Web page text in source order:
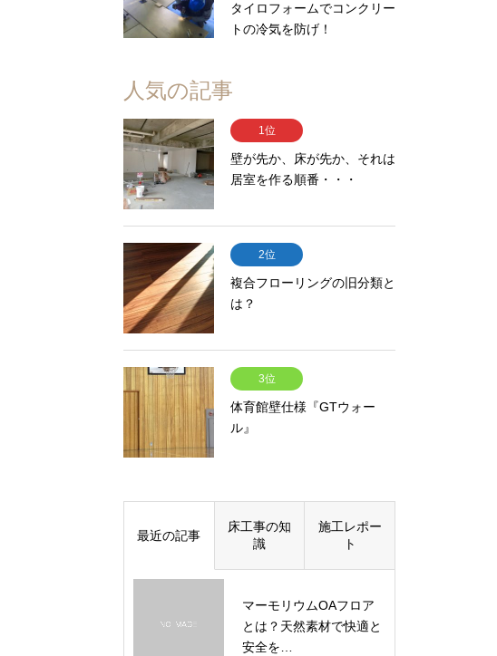
タイロフォームでコンクリー
トの冷気を防げ！
人気の記事
1位
壁が先か、床が先か、それは
居室を作る順番・・・
2位
複合フローリングの旧分類と
は？
3位
体育館壁仕様『GTウォー
ル』
最近の記事
床工事の知
識
施工レポー
ト
マーモリウムOAフロア
とは？天然素材で快適と
安全を…